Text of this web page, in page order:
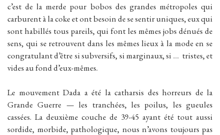
c’est de la merde pour bobos des grandes métropoles qui
carburent à la coke et ont besoin de se sentir uniques, eux qui
sont habillés tous pareils, qui font les mêmes jobs dénués de
sens, qui se retrouvent dans les mêmes lieux à la mode en se
congratulant d’être si subversifs, si marginaux, si … tristes, et
vides au fond d’eux-mêmes.
Le mouvement Dada a été la catharsis des horreurs de la
Grande Guerre — les tranchées, les poilus, les gueules
cassées. La deuxième couche de 39-45 ayant été tout aussi
sordide, morbide, pathologique, nous n’avons toujours pas